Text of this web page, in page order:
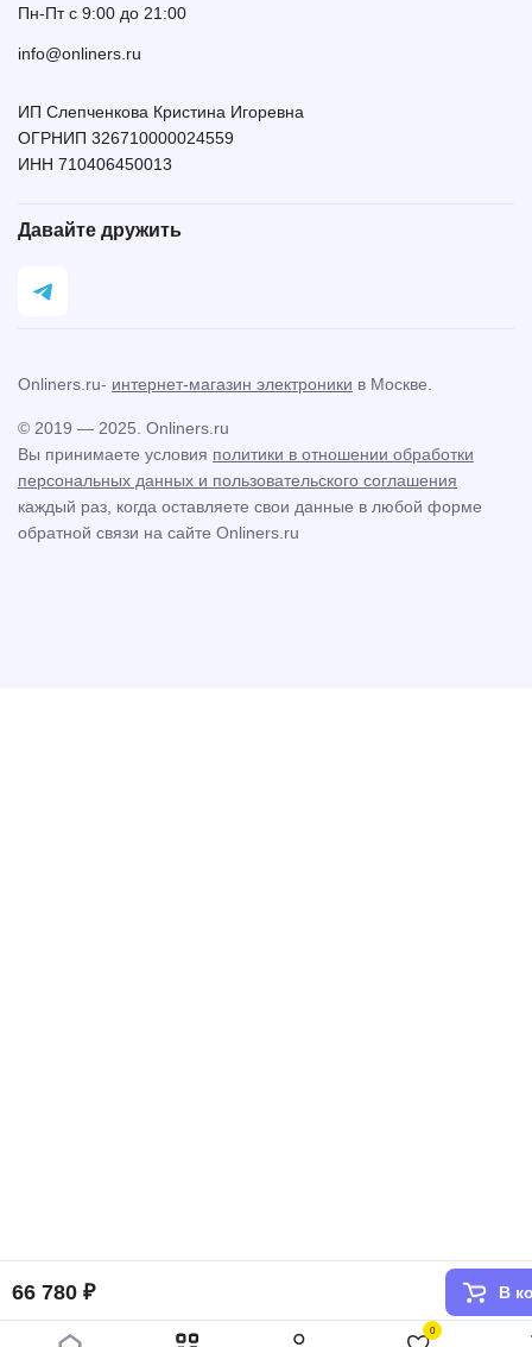
0
66 780 ₽ В
Пн-Пт с 9:00 до 21:00
info@onliners.ru
ИП Слепченкова Кристина Игоревна
ОГРНИП 326710000024559
ИНН 710406450013
Давайте дружить
Вы принимаете условия политики в отношении обработки
персональных данных и пользовательского соглашения
каждый раз, когда оставляете свои данные в любой форме
обратной связи на сайте Onliners.ru
© 2019 — 2025. Onliners.ru
Onliners.ru- интернет-магазин электроники в Москве.